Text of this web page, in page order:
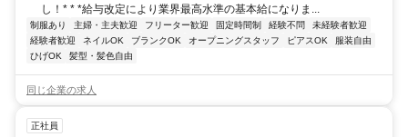
し！* * *給与改定により業界最高水準の基本給になりま...
制服あり 主婦・主夫歓迎 フリーター歓迎 固定時間制 経験不問
未経験者歓迎
経験者歓迎
ネイルOK ブランクOK オープニングスタッフ ピアスOK
服装自由
ひげOK
髪型・髪色自由
同じ企業の求人
正社員